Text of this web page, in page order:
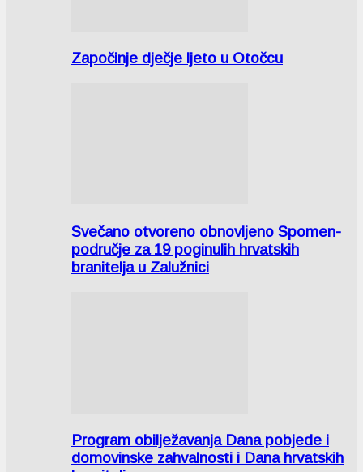
Započinje dječje ljeto u Otočcu
Svečano otvoreno obnovljeno Spomen-
područje za 19 poginulih hrvatskih
branitelja u Zalužnici
Program obilježavanja Dana pobjede i
domovinske zahvalnosti i Dana hrvatskih